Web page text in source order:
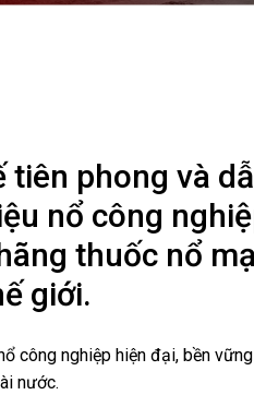
tiên phong và
nổ công
thuốc nổ
giới.
công nghiệp hiện đại, bền
nước.